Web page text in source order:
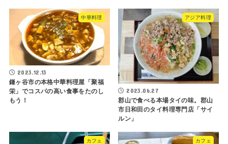
中華料理
2023.12.13
鎌ヶ谷市の本格中華料理屋「聚福
栄」でコスパの高い食事をたのし
もう！
アジア料理
2023.06.27
郡山で食べる本場タイの味。郡山
市日和田のタイ料理専門店「サイ
ルン」
カフェ カフェ